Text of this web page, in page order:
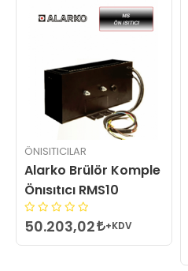
ÖNISITICILAR
Alarko Brülör Komple
Önısıtıcı RMS10
50.203,02 +KDV